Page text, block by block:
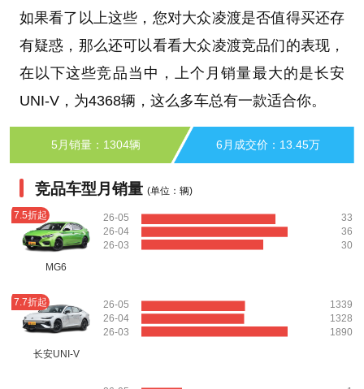
如果看了以上这些，您对大众凌渡是否值得买还存
有疑惑，那么还可以看看大众凌渡竞品们的表现，
在以下这些竞品当中，上个月销量最大的是长安
UNI-V，为4368辆，这么多车总有一款适合你。
5月销量：1304辆 6月成交价：13.45万
竞品车型月销量 (单位：辆)
7.5折起
MG6
26-05
26-04
26-03
33
36
30
7.7折起
长安UNI-V
26-05
26-04
26-03
1339
1328
1890